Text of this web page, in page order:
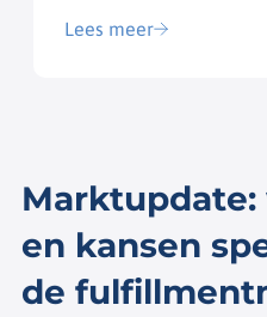
Lees meer
en kansen
de